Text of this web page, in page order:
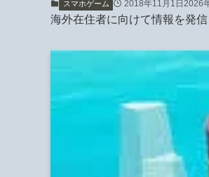
スマホゲーム 2018年11月1日 2026
海外在住者に向けて情報を発信